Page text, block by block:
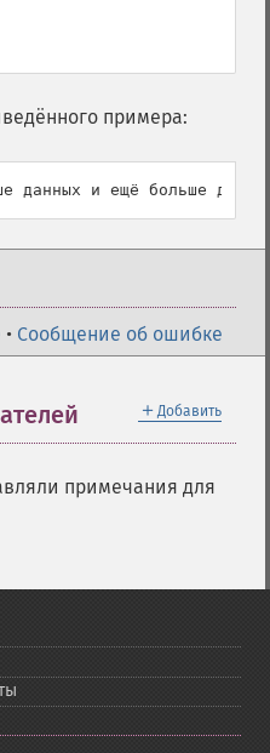
примера:
• Сообщение об ошибке
＋ Добавить
примечания для